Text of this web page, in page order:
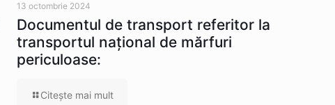
13 octombrie 2024
Documentul de transport referitor la
transportul naţional de mărfuri
periculoase:
Citeşte mai mult